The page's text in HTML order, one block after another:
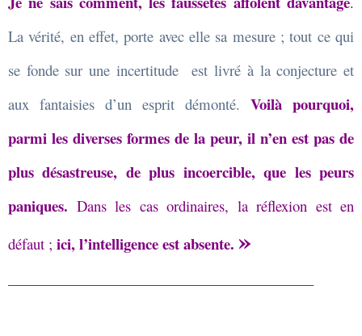
La vérité, en effet, porte avec elle sa mesure ; tout ce qui
se fonde sur une incertitude est livré à la conjecture et
aux fantaisies d’un esprit démonté. Voilà pourquoi,
parmi les diverses formes de la peur, il n’en est pas de
plus désastreuse, de plus incoercible, que les peurs
paniques. Dans les cas ordinaires, la réflexion est en
défaut ; ici, l’intelligence est absente. »